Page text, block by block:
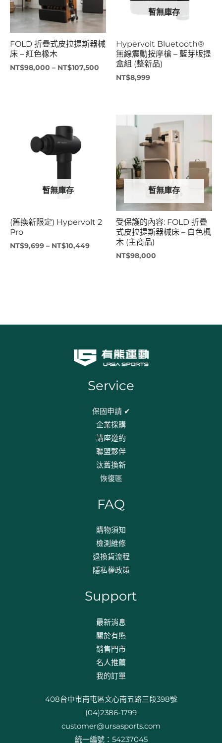
FOLD 折疊式皮拉提斯器械
床 – 紅色橡木
NT$98,000 – NT$107,500
暫無庫存
Hypervolt Bluetooth®
無線震動按摩槍 – 藍芽版提
盒組 (整新品)
NT$8,999
暫無庫存
(舊換新限定) Hypervolt 2
Pro
NT$9,699 – NT$10,449
NT$10,449
暫無庫存
受保護的內容: FOLD 折疊
式皮拉提斯器械床 – 白色楓
木 (主商品)
NT$98,000
Service
保固申請 ✔
企業採購
講座邀約
聯盟夥伴
汰舊換新
恢復區
FAQ
購物須知
檢測維修
退換貨流程​
隱私權政策
Support
最新消息
關於有熊
銷售門市
名人推薦
我的訂單
408台中市南屯區文心南五路三段398號
(04)2386-1799
customer@ursasports.com
統一編號：54237045